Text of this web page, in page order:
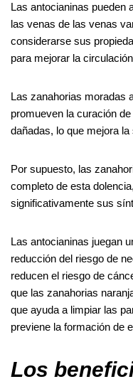
Las antocianinas pueden
las venas de las venas
considerarse sus
para mejorar la
Las zanahorias moradas
promueven la curación
dañadas, lo que mejora
Por supuesto, las
completo de esta
significativamente sus
Las antocianinas juegan
reducción del riesgo de
reducen el riesgo de
que las zanahorias
que ayuda a limpiar las
previene la formación de
Los